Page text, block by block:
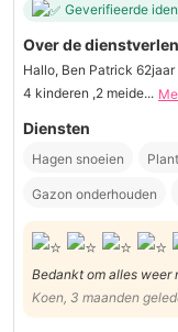
Geverifieerde
Over de
Hallo, Ben Patrick
4 kinderen ,2 meide...
Diensten
Hagen snoeien
Gazon onderhouden
Bedankt om alles weer
Koen, 3 maanden